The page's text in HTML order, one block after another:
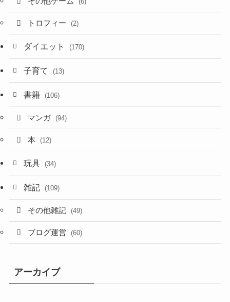
トロフィー (2)
ダイエット (170)
子育て (13)
書籍 (106)
マンガ (94)
本 (12)
玩具 (34)
雑記 (109)
その他雑記 (49)
ブログ運営 (60)
アーカイブ